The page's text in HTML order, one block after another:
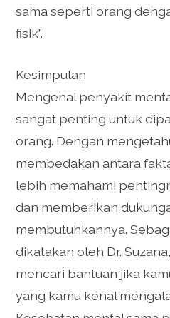
sama seperti orang
fisik”.
Kesimpulan
Mengenal penyakit
sangat penting untuk
orang. Dengan
membedakan antara
lebih memahami
dan memberikan
membutuhkannya.
dikatakan oleh Dr.
mencari bantuan jika
yang kamu kenal